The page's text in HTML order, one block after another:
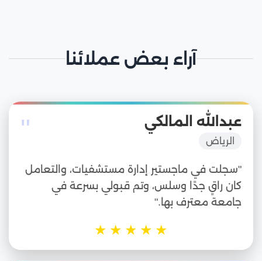
آراء بعض عملائنا
" عبدالله المالكي
الرياض
"سجلت في ماجستير إدارة مستشفيات، والتعامل
كان راقٍ جدًا وسلس، وتم قبولي بسرعة في
جامعة معترف بها."
★
★
★
★
★